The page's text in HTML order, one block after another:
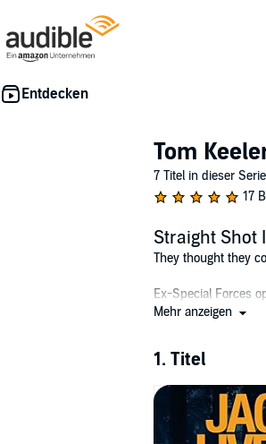
Tom
7 Titel in dieser Serie
17
Straight Shot
They thought they
Ex-Special Forces
him. Nice place,
Mehr anzeigen
1. Titel